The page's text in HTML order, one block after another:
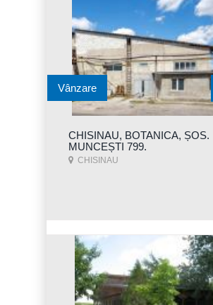
CHISINAU, BOTANICA, ȘOS.
MUNCEȘTI 799.
CHISINAU
Vânzare